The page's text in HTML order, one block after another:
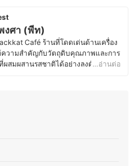
งศา (พีท)
Café ร้านที่โดดเด่นด้านเครื่อง
ความสำคัญกับวัตถุดิบคุณภาพและการ
ผสมผสานรสชาติได้อย่างลงตัว ด้วย
ตั้งแต่การพัฒนาเมนูตามฤดูกาล กา
ารร้าน คุณพีทยังติดตามเทรนด์อาหาร
…อ่านต่อ